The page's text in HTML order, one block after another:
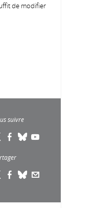
de modifier
suivre